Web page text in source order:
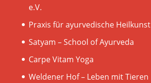
e.V.
Praxis für ayurvedische Heilkunst
Satyam – School of Ayurveda
Carpe Vitam Yoga
Weldener Hof – Leben mit Tieren